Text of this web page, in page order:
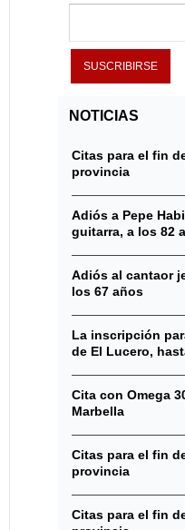
NOTICIAS
Citas para el fin
provincia
Adiós a Pepe
guitarra, a los 82
Adiós al cantaor
los 67 años
La inscripción
de El Lucero,
Cita con Omega
Marbella
Citas para el fin
provincia
Citas para el fin